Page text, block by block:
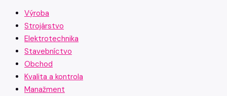
Výroba
Strojárstvo
Elektrotechnika
Stavebníctvo
Obchod
Kvalita a kontrola
Manažment